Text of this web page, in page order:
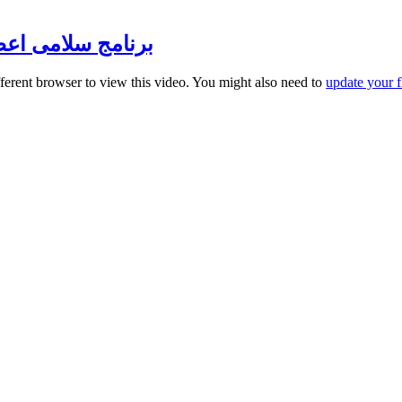
برنامج سلامى
browser to view this video. You might also need toupdate your